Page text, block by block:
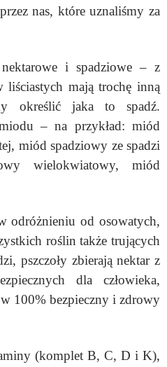
nas, które uznaliśmy za
i spadziowe – z
mają trochę inną
określić jaka to spadź.
–na przykład: miód
miód spadziowy ze spadzi
wielokwiatowy, miód
odróżnieniu od osowatych,
roślin także trujących
pszczoły zbierają nektar z
dla człowieka,
100% bezpieczny i zdrowy
(komplet B, C, D i K),